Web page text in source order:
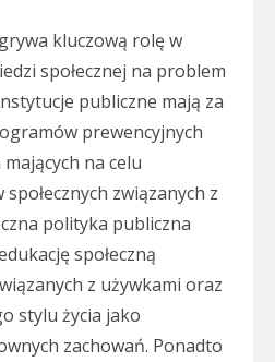
kluczową rolę w
społecznej na problem
publiczne mają za
prewencyjnych
na celu
związanych z
polityka publiczna
społeczną
z używkami oraz
stylu życia jako
zachowań. Ponadto